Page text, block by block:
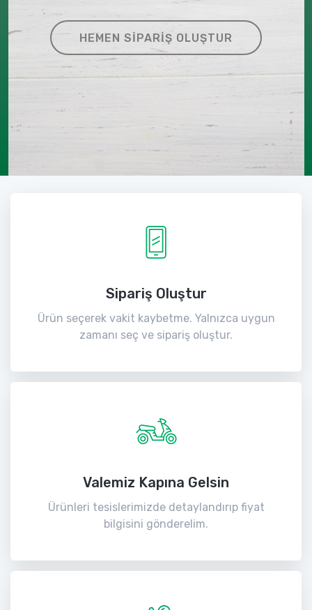
HEMEN SIPARIŞ OLUŞTUR
Sipariş Oluştur
Ürün seçerek vakit kaybetme. Yalnızca uygun
zamanı seç ve sipariş oluştur.
Valemiz Kapına Gelsin
Ürünleri tesislerimizde detaylandırıp fiyat
bilgisini gönderelim.